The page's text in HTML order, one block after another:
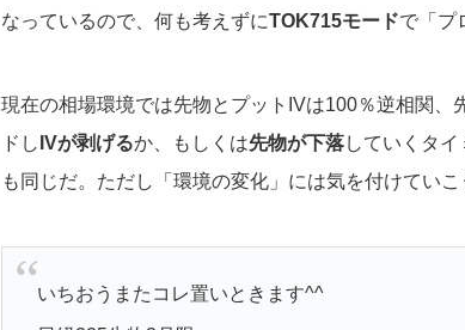
なっているので、何も考えずにTOK715モードで「プ
現在の相場環境では先物とプットIVは100％逆相関
ドし IVが剥げるか、もしくは先物が下落していくタイ
も同じだ。ただし「環境の変化」には気を付けていこ
いちおうまたコレ置いときます^^